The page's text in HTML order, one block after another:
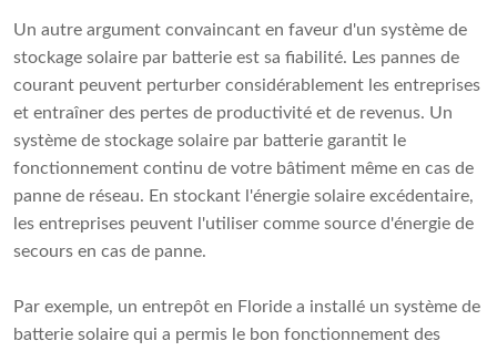
Un autre argument convaincant en faveur d'un système de
stockage solaire par batterie est sa fiabilité. Les pannes de
courant peuvent perturber considérablement les entreprises
et entraîner des pertes de productivité et de revenus. Un
système de stockage solaire par batterie garantit le
fonctionnement continu de votre bâtiment même en cas de
panne de réseau. En stockant l'énergie solaire excédentaire,
les entreprises peuvent l'utiliser comme source d'énergie de
secours en cas de panne.
Par exemple, un entrepôt en Floride a installé un système de
batterie solaire qui a permis le bon fonctionnement des